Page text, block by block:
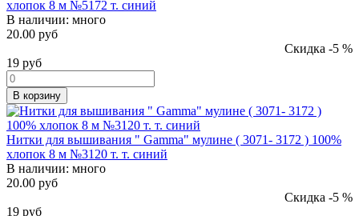
хлопок 8 м №5172 т. синий
В наличии: много
20.00 руб
Скидка -5 %
19 руб
В корзину
Нитки для вышивания " Gamma" мулине ( 3071- 3172 ) 100%
хлопок 8 м №3120 т. т. синий
В наличии: много
20.00 руб
Скидка -5 %
19 руб